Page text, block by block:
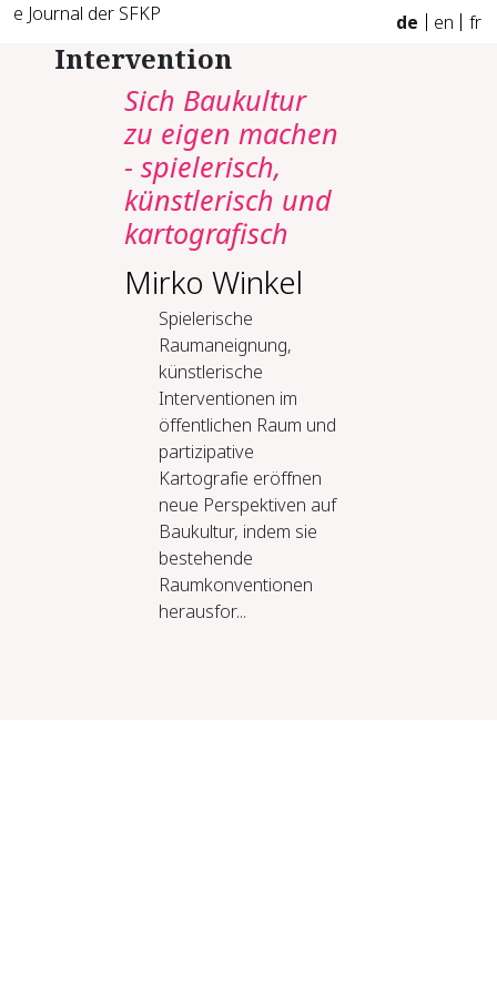
e Journal der SFKP de en fr
Intervention
Sich Baukultur
zu eigen machen
- spielerisch,
künstlerisch und
kartografisch
Mirko Winkel
Spielerische
Raumaneignung,
künstlerische
Interventionen im
öffentlichen Raum und
partizipative
Kartografie eröffnen
neue Perspektiven auf
Baukultur, indem sie
bestehende
Raumkonventionen
herausfor...